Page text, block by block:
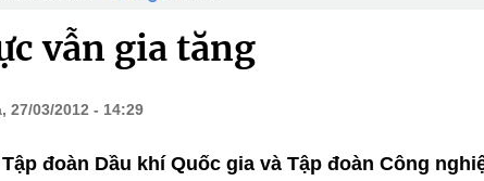
vẫn gia tăng
27/03/2012 - 14:29
đoàn Dầu khí Quốc gia và Tập đoàn Công